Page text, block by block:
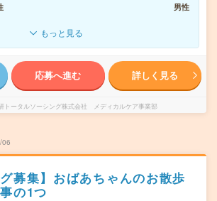
男性
もっと見る
応募へ進む 詳しく見る
トータルソーシング株式会社 メディカルケア事業部
06
グ募集】おばあちゃんのお散歩
の1つ